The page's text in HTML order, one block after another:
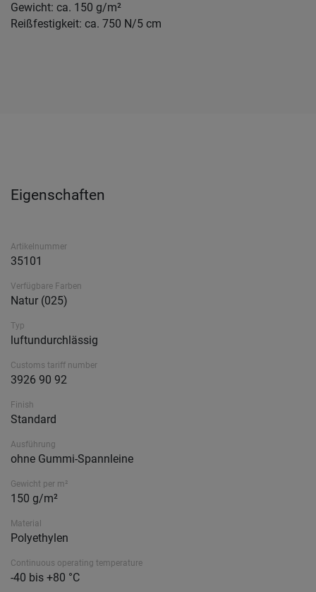
Gewicht: ca. 150 g/m²
Reißfestigkeit: ca. 750 N/5 cm
Eigenschaften
Artikelnummer
35101
Verfügbare Farben
Natur (025)
Typ
luftundurchlässig
Customs tariff number
3926 90 92
Finish
Standard
Ausführung
ohne Gummi-Spannleine
Gewicht per m²
150 g/m²
Material
Polyethylen
Continuous operating temperature
-40 bis +80 °C